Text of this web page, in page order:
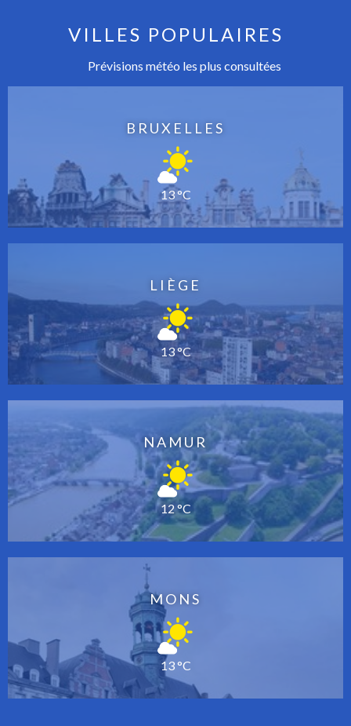
VILLES POPULAIRES
Prévisions météo les plus consultées
BRUXELLES
13 °C
LIÈGE
13 °C
NAMUR
12 °C
MONS
13 °C